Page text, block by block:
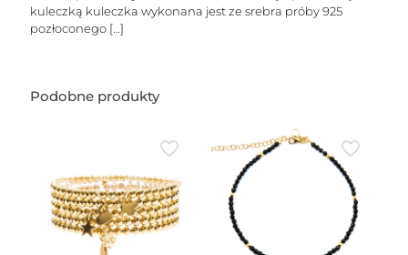
kuleczką kuleczka wykonana jest ze srebra próby 925
pozłoconego […]
Podobne produkty